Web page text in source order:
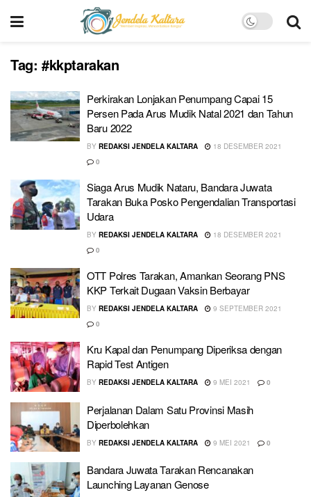
Tag: #kkptarakan
Perkirakan Lonjakan Penumpang Capai 15
Persen Pada Arus Mudik Natal 2021 dan Tahun
Baru 2022
BY REDAKSI JENDELA KALTARA
18 DESEMBER 2021
0
Siaga Arus Mudik Nataru, Bandara Juwata
Tarakan Buka Posko Pengendalian Transportasi
Udara
BY REDAKSI JENDELA KALTARA
18 DESEMBER 2021
0
OTT Polres Tarakan, Amankan Seorang PNS
KKP Terkait Dugaan Vaksin Berbayar
BY REDAKSI JENDELA KALTARA
9 SEPTEMBER 2021
0
Kru Kapal dan Penumpang Diperiksa dengan
Rapid Test Antigen
BY REDAKSI JENDELA KALTARA 9 MEI 2021 0
Perjalanan Dalam Satu Provinsi Masih
Diperbolehkan
BY REDAKSI JENDELA KALTARA 9 MEI 2021 0
Bandara Juwata Tarakan Rencanakan
Launching Layanan Genose